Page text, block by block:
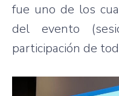
fue uno de los
del evento
participación de